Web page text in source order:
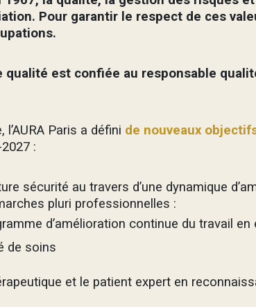
Pour garantir le respect de ces
qualité est confiée au responsable
l’AURA Paris a défini de nouveaux
:
sécurité au travers d’une dynamique
pluri professionnelles :
d’amélioration continue du travail en
de soins
et le patient expert en